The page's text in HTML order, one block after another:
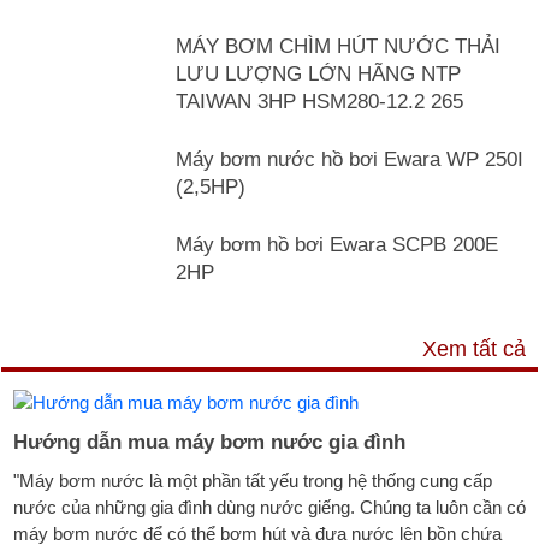
MÁY BƠM CHÌM HÚT NƯỚC THẢI
LƯU LƯỢNG LỚN HÃNG NTP
TAIWAN 3HP HSM280-12.2 265
Máy bơm nước hồ bơi Ewara WP 250I
(2,5HP)
Máy bơm hồ bơi Ewara SCPB 200E
2HP
Xem tất cả
Hướng dẫn mua máy bơm nước gia đình
"Máy bơm nước là một phần tất yếu trong hệ thống cung cấp
nước của những gia đình dùng nước giếng. Chúng ta luôn cần có
máy bơm nước để có thể bơm hút và đưa nước lên bồn chứa